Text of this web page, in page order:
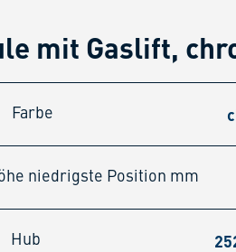
mit Gaslift,
Farbe
niedrigste Position mm
Hub